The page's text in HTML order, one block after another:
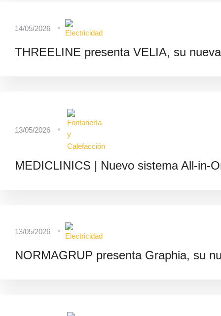
14/05/2026
THREELINE presenta VELIA, su
13/05/2026
MEDICLINICS | Nuevo sistema All-in-
13/05/2026
NORMAGRUP presenta Graphia, su